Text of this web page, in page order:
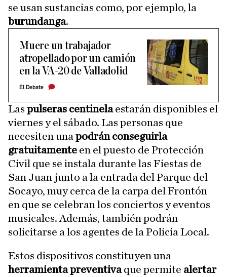
se usan sustancias como, por ejemplo, la
burundanga.
Muere un trabajador
atropellado por un camión
en la VA-20 de Valladolid
El Debate
Las pulseras centinelaestarán disponibles el
viernes y el sábado. Las personas que
necesiten una podrán conseguirla
gratuitamente en el puesto de Protección
Civil que se instala durante las Fiestas de
San Juan junto a la entrada del Parque del
Socayo, muy cerca de la carpa del Frontón
en que se celebran los conciertos y eventos
musicales. Además, también podrán
solicitarse a los agentes de la Policía Local.
Estos dispositivos constituyen una
herramienta preventivaque permite alertar